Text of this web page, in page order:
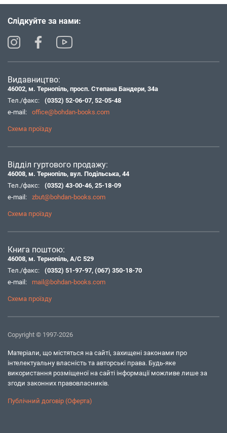
Слідкуйте за нами:
Видавництво:
46002, м. Тернопіль, просп. Степана Бандери, 34а
Тел./факс:
(0352) 52-06-07, 52-05-48
e-mail:
office@bohdan-books.com
Схема проїзду
Відділ гуртового продажу:
46008, м. Тернопіль, вул. Подільська, 44
Тел./факс:
(0352) 43-00-46, 25-18-09
e-mail:
zbut@bohdan-books.com
Схема проїзду
Книга поштою:
46008, м. Тернопіль, А/С 529
Тел./факс:
(0352) 51-97-97, (067) 350-18-70
e-mail:
mail@bohdan-books.com
Схема проїзду
Copyright © 1997-2026
Матеріали, що містяться на сайті, захищені законами про
інтелектуальну власність та авторські права. Будь-яке
використання розміщеної на сайті інформації можливе лише за
згоди законних правовласників.
Публічний договір (Оферта)